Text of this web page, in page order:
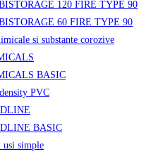
120 FIRE TYPE 90
60 FIRE TYPE 90
si substante corozive
BASIC
PVC
BASIC
usi simple